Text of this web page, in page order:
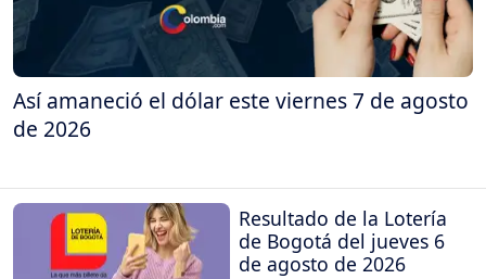
Así amaneció el dólar este viernes 7 de agosto
de 2026
Resultado de la Lotería
de Bogotá del jueves 6
de agosto de 2026